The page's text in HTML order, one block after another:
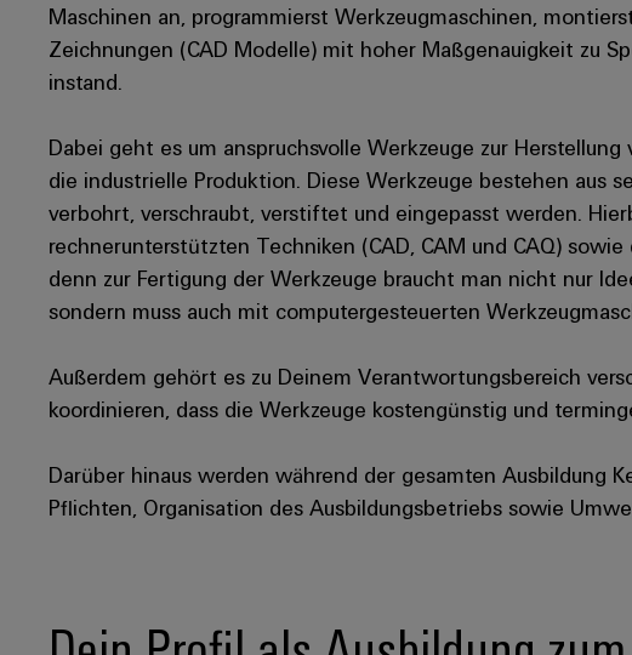
Maschinen an, programmierst Werkzeugmaschinen,
Zeichnungen (CAD Modelle) mit hoher Maßgenauigkeit zu
instand.
Dabei geht es um anspruchsvolle Werkzeuge zur
die industrielle Produktion. Diese Werkzeuge bestehen aus
verbohrt, verschraubt, verstiftet und eingepasst werden.
rechnerunterstützten Techniken (CAD, CAM und CAQ)
denn zur Fertigung der Werkzeuge braucht man nicht nur
sondern muss auch mit computergesteuerten
Außerdem gehört es zu Deinem Verantwortungsbereich
koordinieren, dass die Werkzeuge kostengünstig und
Darüber hinaus werden während der gesamten Ausbildung
Pflichten, Organisation des Ausbildungsbetriebs sowie